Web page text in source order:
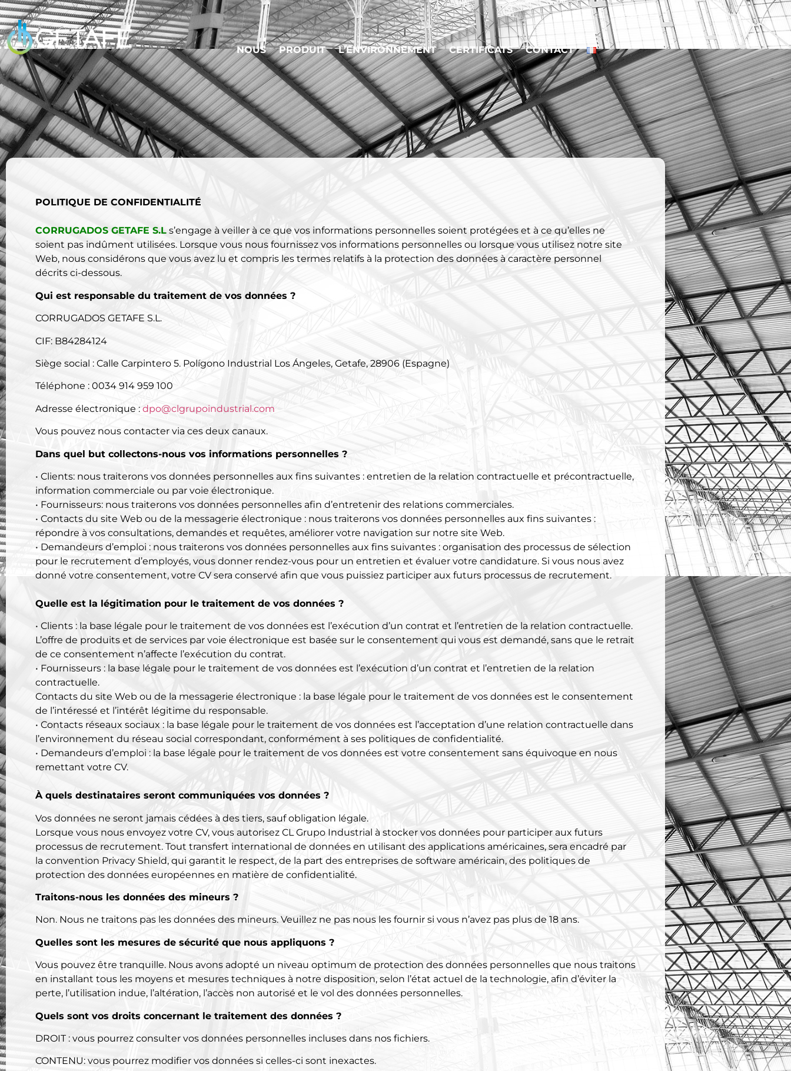
Clients
NOUS PRODUIT L’ENVIRONNEMENT CERTIFICATS CONTACT
POLITIQUE DE CONFIDENTIALITÉ
CORRUGADOS GETAFE S.L s’engage à veiller à ce que vos informations personnelles soient protégées et à ce qu’elles ne
soient pas indûment utilisées. Lorsque vous nous fournissez vos informations personnelles ou lorsque vous utilisez notre site
Web, nous considérons que vous avez lu et compris les termes relatifs à la protection des données à caractère personnel
décrits ci-dessous.
Qui est responsable du traitement de vos données ?
CORRUGADOS GETAFE S.L.
CIF: B84284124
Siège social : Calle Carpintero 5. Polígono Industrial Los Ángeles, Getafe, 28906 (Espagne)
Téléphone : 0034 914 959 100
Adresse électronique : dpo@clgrupoindustrial.com
Vous pouvez nous contacter via ces deux canaux.
Dans quel but collectons-nous vos informations personnelles ?
• Clients: nous traiterons vos données personnelles aux fins suivantes : entretien de la relation contractuelle et précontractuelle,
information commerciale ou par voie électronique.
• Fournisseurs: nous traiterons vos données personnelles afin d’entretenir des relations commerciales.
• Contacts du site Web ou de la messagerie électronique : nous traiterons vos données personnelles aux fins suivantes :
répondre à vos consultations, demandes et requêtes, améliorer votre navigation sur notre site Web.
• Demandeurs d’emploi : nous traiterons vos données personnelles aux fins suivantes : organisation des processus de sélection
pour le recrutement d’employés, vous donner rendez-vous pour un entretien et évaluer votre candidature. Si vous nous avez
donné votre consentement, votre CV sera conservé afin que vous puissiez participer aux futurs processus de recrutement.
Quelle est la légitimation pour le traitement de vos données ?
• Clients : la base légale pour le traitement de vos données est l’exécution d’un contrat et l’entretien de la relation contractuelle.
L’offre de produits et de services par voie électronique est basée sur le consentement qui vous est demandé, sans que le retrait
de ce consentement n’affecte l’exécution du contrat.
• Fournisseurs : la base légale pour le traitement de vos données est l’exécution d’un contrat et l’entretien de la relation
contractuelle.
Contacts du site Web ou de la messagerie électronique : la base légale pour le traitement de vos données est le consentement
de l’intéressé et l’intérêt légitime du responsable.
• Contacts réseaux sociaux : la base légale pour le traitement de vos données est l’acceptation d’une relation contractuelle dans
l’environnement du réseau social correspondant, conformément à ses politiques de confidentialité.
• Demandeurs d’emploi : la base légale pour le traitement de vos données est votre consentement sans équivoque en nous
remettant votre CV.
À quels destinataires seront communiquées vos données ?
Vos données ne seront jamais cédées à des tiers, sauf obligation légale.
Lorsque vous nous envoyez votre CV, vous autorisez CL Grupo Industrial à stocker vos données pour participer aux futurs
processus de recrutement. Tout transfert international de données en utilisant des applications américaines, sera encadré par
la convention Privacy Shield, qui garantit le respect, de la part des entreprises de software américain, des politiques de
protection des données européennes en matière de confidentialité.
Traitons-nous les données des mineurs ?
Non. Nous ne traitons pas les données des mineurs. Veuillez ne pas nous les fournir si vous n’avez pas plus de 18 ans.
Quelles sont les mesures de sécurité que nous appliquons ?
Vous pouvez être tranquille. Nous avons adopté un niveau optimum de protection des données personnelles que nous traitons
en installant tous les moyens et mesures techniques à notre disposition, selon l’état actuel de la technologie, afin d’éviter la
perte, l’utilisation indue, l’altération, l’accès non autorisé et le vol des données personnelles.
Quels sont vos droits concernant le traitement des données ?
DROIT : vous pourrez consulter vos données personnelles incluses dans nos fichiers.
CONTENU: vous pourrez modifier vos données si celles-ci sont inexactes.